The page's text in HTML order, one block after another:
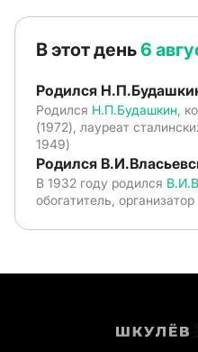
В этот день6
Родился
Родился Н.П.Будашкин ,
(1972), лауреат
1949)
Родился
В 1932 году родился
обогатитель,